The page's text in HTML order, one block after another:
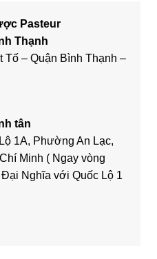
Pasteur
Thạnh
Tố – Quận Bình Thạnh –
tân
1A, Phường An Lạc,
Minh ( Ngay vòng
Nghĩa với Quốc Lộ 1